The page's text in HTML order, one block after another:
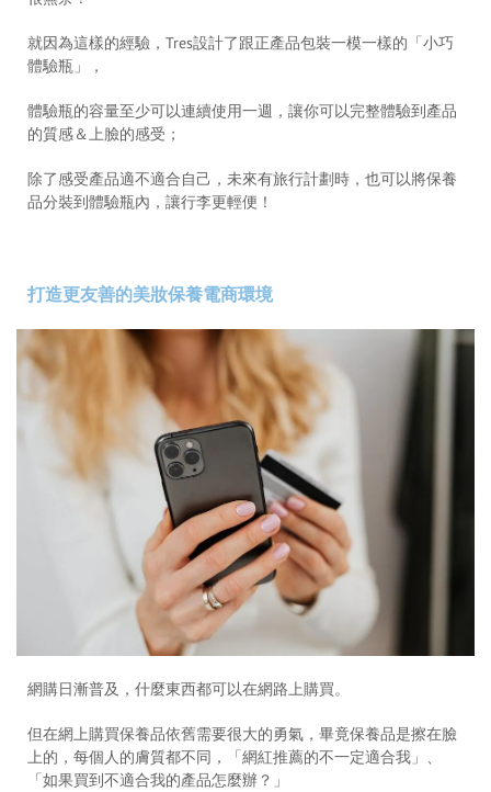
就因為這樣的經驗，Tres設計了跟正產品包裝一模一樣的「小巧
體驗瓶」，
體驗瓶的容量至少可以連續使用一週，讓你可以完整體驗到產品
的質感＆上臉的感受；
除了感受產品適不適合自己，未來有旅行計劃時，也可以將保養
品分裝到體驗瓶內，讓行李更輕便！
打造更友善的美妝保養電商環境
網購日漸普及，什麼東西都可以在網路上購買。
但在網上購買保養品依舊需要很大的勇氣，畢竟保養品是擦在臉
上的，每個人的膚質都不同，「網紅推薦的不一定適合我」、
「如果買到不適合我的產品怎麼辦？」